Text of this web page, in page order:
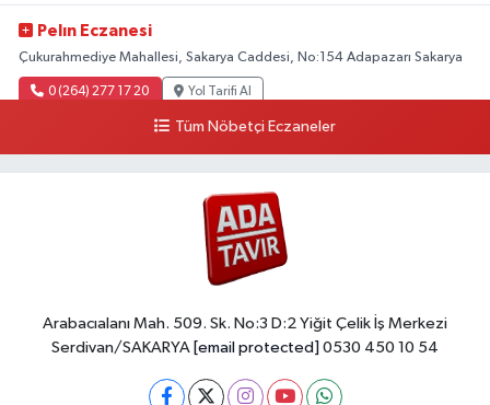
Pelın Eczanesi
Çukurahmediye Mahallesi, Sakarya Caddesi, No:154 Adapazarı Sakarya
0 (264) 277 17 20 Yol Tarifi Al
Tüm Nöbetçi Eczaneler
Arabacıalanı Mah. 509. Sk. No:3 D:2 Yiğit Çelik İş Merkezi
Serdivan/SAKARYA [email protected] 0530 450 10 54